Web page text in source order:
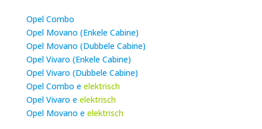
Opel Combo
Opel Movano (Enkele Cabine)
Opel Movano (Dubbele Cabine)
Opel Vivaro (Enkele Cabine)
Opel Vivaro (Dubbele Cabine)
Opel Combo e elektrisch
Opel Vivaro e elektrisch
Opel Movano e elektrisch